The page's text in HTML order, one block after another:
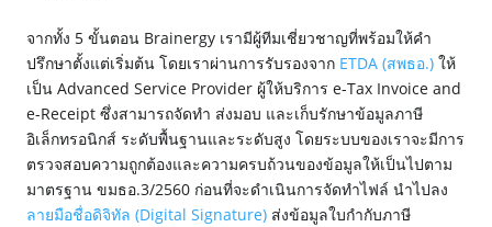
จากทั้ง 5 ขั้นตอน Brainergy เรามีผู้ทีมเชี่ยวชาญที่พร้อมให้คำ
ปรึกษาตั้งแต่เริ่มต้น โดยเราผ่านการรับรองจาก ETDA (สพธอ.) ให้
เป็น Advanced Service Provider ผู้ให้บริการ e-Tax Invoice and
e-Receipt ซึ่งสามารถจัดทำ ส่งมอบ และเก็บรักษาข้อมูลภาษี
อิเล็กทรอนิกส์ ระดับพื้นฐานและระดับสูง โดยระบบของเราจะมีการ
ตรวจสอบความถูกต้องและความครบถ้วนของข้อมูลให้เป็นไปตาม
มาตรฐาน ขมธอ.3/2560 ก่อนที่จะดำเนินการจัดทำไฟล์ นำไปลง
ลายมือชื่อดิจิทัล (Digital Signature) ส่งข้อมูลใบกำกับภาษี